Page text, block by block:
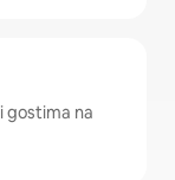
gostima na